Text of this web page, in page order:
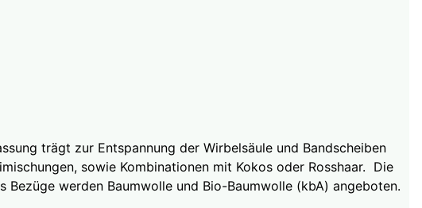
trägt zur Entspannung der Wirbelsäule und Bandscheiben
sowie Kombinationen mit Kokos oder Rosshaar. Die
werden Baumwolle und Bio-Baumwolle (kbA) angeboten.